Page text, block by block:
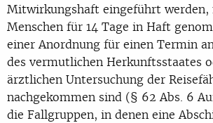
Mitwirkungshaft eingeführt
Menschen für 14 Tage in Haft
einer Anordnung für einen Termin
des vermutlichen Herkunftsstaates
ärztlichen Untersuchung der
nachgekommen sind (§ 62 Abs. 6
die Fallgruppen, in denen eine